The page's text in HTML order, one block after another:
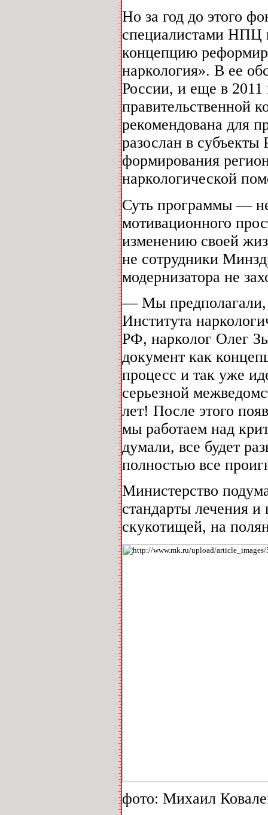
Но за год до этого
специалистами НПЦ
концепцию
наркология». В ее
России, и еще в 2011
правительственной
рекомендована для
разослан в
формирования
наркологической
Суть программы — не
мотивационного
изменению своей
не сотрудники
модернизатора не
— Мы предполагали,
Института
РФ, нарколог Олег
документ как
процесс и так уже
серьезной
лет! После этого
мы работаем над
думали, все будет
полностью все
Министерство
стандарты лечения
скукотищей, на
фото: Михаил